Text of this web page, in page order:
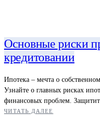
Основные риски
кредитовании
Ипотека – мечта о
Узнайте о главных рисках
финансовых проблем.
ЧИТАТЬ ДАЛЕЕ